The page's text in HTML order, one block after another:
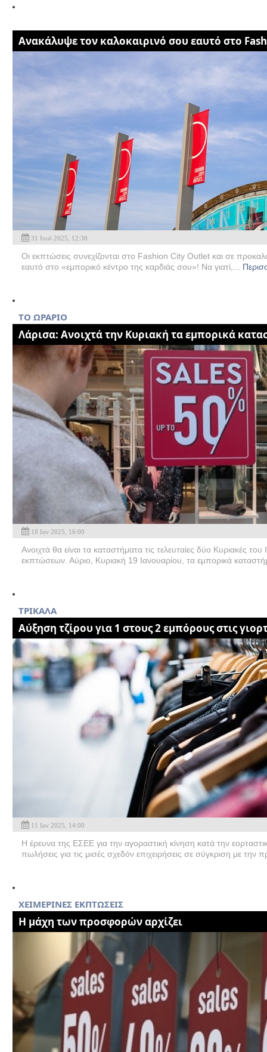
Ανακάλυψε τον καλοκαιρινό σου εαυτό στο
31 Ιουλ 2025, 12:30
Οι εκπτώσεις συνεχίζονται στο Fashion City Outlet και σε
εαυτό στο «εμπορικό κέντρο της καρδιάς σου»! Να γιατί,...
ΤΟ ΩΡΑΡΙΟ
Λάρισα: Ανοιχτά την Κυριακή τα εμπορικά
18 Ιαν 2025, 16:00
Ανοιχτά θα είναι τα καταστήματα τις τελευταίες δύο Κυριακές
εκπτώσεων. Αύριο, Κυριακή 19 Ιανουαρίου, τα εμπορικά
ΤΡΙΚΑΛΑ
Αύξηση τζίρου για 1 στους 2 εμπόρους στις
11 Ιαν 2025, 14:00
Η έρευνα της ΕΣΕΕ για την αγοραστική κίνηση κατά την
πωλήσεις για τις μισές σχεδόν επιχειρήσεις σε σύγκριση με την
XEIMEΡΙΝΕΣ ΕΚΠΤΩΣΕΙΣ
Η μάχη των προσφορών αρχίζει